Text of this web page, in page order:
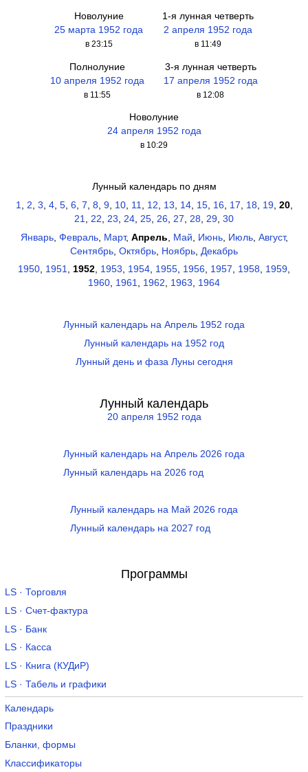
Новолуние
25 марта 1952 года
в 23:15
1-я лунная четверть
2 апреля 1952 года
в 11:49
Полнолуние
10 апреля 1952 года
в 11:55
3-я лунная четверть
17 апреля 1952 года
в 12:08
Новолуние
24 апреля 1952 года
в 10:29
Лунный календарь по дням
1
2 3 4, 5, 6, 7 8 9, 10, 11 12 13 14, 15, 16, 17 18 19, 20,
21
22 23 24 25 26 27 28 29 30
Январь, Февраль, Март, Апрель Май Июнь, Июль, Август,
Сентябрь Октябрь Ноябрь Декабрь
1950, 1951, 1952, 1953, 1954, 1955, 1956, 1957, 1958, 1959,
1960, 1961, 1962, 1963, 1964
Лунный календарь на Апрель 1952 года
Лунный календарь на 1952 год
Лунный день и фаза Луны сегодня
Лунный календарь
20 апреля 1952 года
Лунный календарь на Апрель 2026 года
Лунный календарь на 2026 год
Лунный календарь на Май 2026 года
Лунный календарь на 2027 год
Программы
LS · Торговля
LS · Счет-фактура
LS · Банк
LS · Касса
LS · Книга (КУДиР)
LS · Табель и графики
Календарь
Праздники
Бланки, формы
Классификаторы